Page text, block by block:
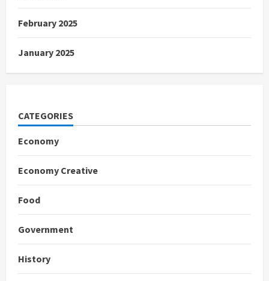
February 2025
January 2025
CATEGORIES
Economy
Economy Creative
Food
Government
History